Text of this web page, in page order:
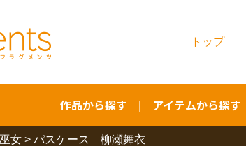
トップ
作品から探す アイテムから探す
女 > パスケース 柳瀬舞衣